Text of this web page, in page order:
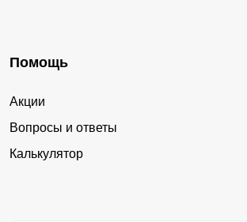
Помощь
Акции
Вопросы и ответы
Калькулятор